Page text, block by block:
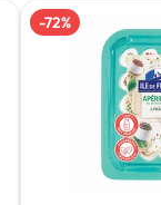
-72%